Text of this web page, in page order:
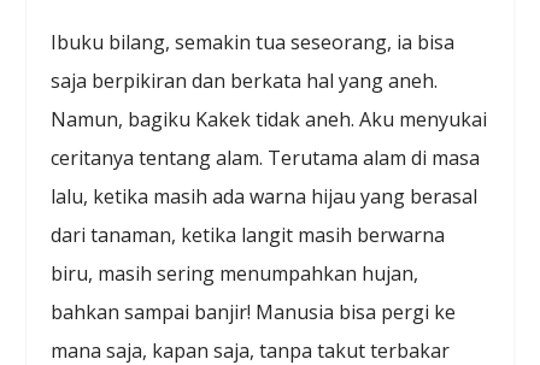
Ibuku bilang, semakin tua seseorang, ia bisa
saja berpikiran dan berkata hal yang aneh.
Namun, bagiku Kakek tidak aneh. Aku menyukai
ceritanya tentang alam. Terutama alam di masa
lalu, ketika masih ada warna hijau yang berasal
dari tanaman, ketika langit masih berwarna
biru, masih sering menumpahkan hujan,
bahkan sampai banjir! Manusia bisa pergi ke
mana saja, kapan saja, tanpa takut terbakar